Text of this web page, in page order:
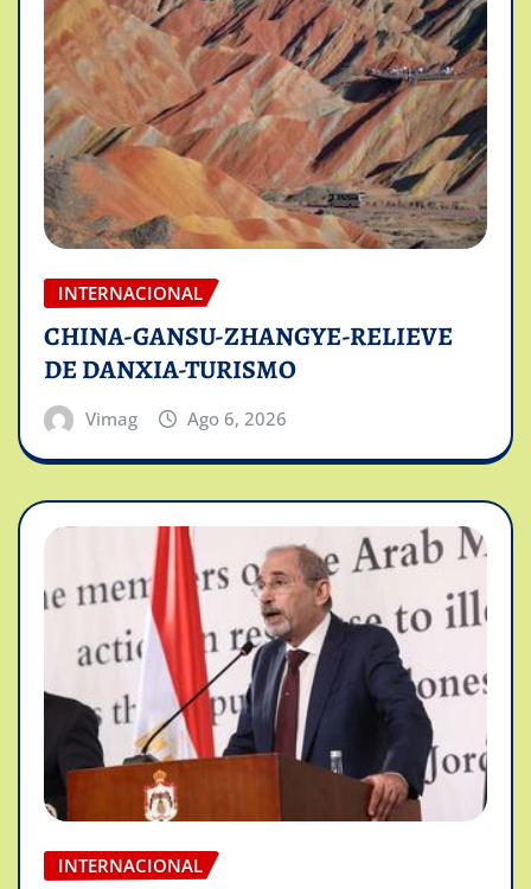
INTERNACIONAL
CHINA-GANSU-ZHANGYE-RELIEVE
DE DANXIA-TURISMO
Vimag Ago 6, 2026
INTERNACIONAL